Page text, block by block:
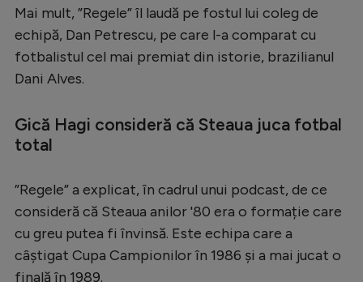
Campionate
Starurile fotbalului
Stranieri
Tenis
Handbal
Mai mult, ”Regele” îl laudă pe fostul lui coleg de
echipă, Dan Petrescu, pe care l-a comparat cu
fotbalistul cel mai premiat din istorie, brazilianul
Dani Alves.
Gică Hagi consideră că Steaua juca fotbal
total
”Regele” a explicat, în cadrul unui podcast, de ce
consideră că Steaua anilor '80 era o formație care
cu greu putea fi învinsă. Este echipa care a
câștigat Cupa Campionilor în 1986 și a mai jucat o
finală în 1989.